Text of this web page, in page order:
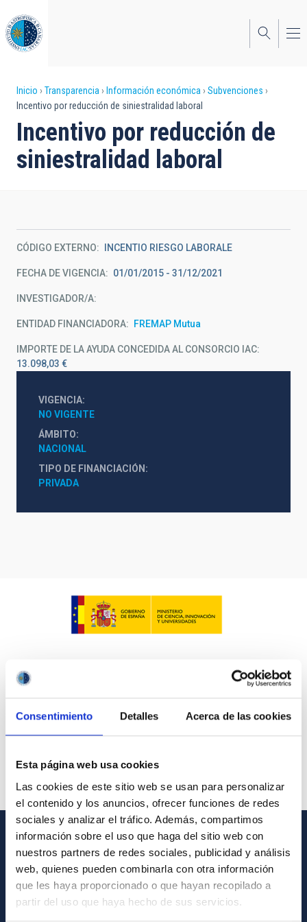
Consentimiento Detalles Acerca de las cookies
Esta página web usa cookies
Las cookies de este sitio web se usan para personalizar
el contenido y los anuncios, ofrecer funciones de redes
sociales y analizar el tráfico. Además, compartimos
información sobre el uso que haga del sitio web con
nuestros partners de redes sociales, publicidad y análisis
web, quienes pueden combinarla con otra información
que les haya proporcionado o que hayan recopilado a
partir del uso que haya hecho de sus servicios.
al
contenido
principal
Sobrescribir
enlaces
de
ayuda
navegación
Inicio Transparencia Información económica
Subvenciones
Incentivo por reducción de siniestralidad laboral
Incentivo por reducción de
siniestralidad laboral
CÓDIGO EXTERNO INCENTIO RIESGO LABORALE
FECHA DE VIGENCIA 01/01/2015 - 31/12/2021
INVESTIGADOR/A
ENTIDAD FINANCIADORA FREMAP Mutua
IMPORTE DE LA AYUDA CONCEDIDA AL CONSORCIO IAC
13.098,03 €
VIGENCIA
NO VIGENTE
ÁMBITO
NACIONAL
TIPO DE FINANCIACIÓN
PRIVADA
INFORMACIÓN GENERAL
Contacto
Cómo llegar al IAC